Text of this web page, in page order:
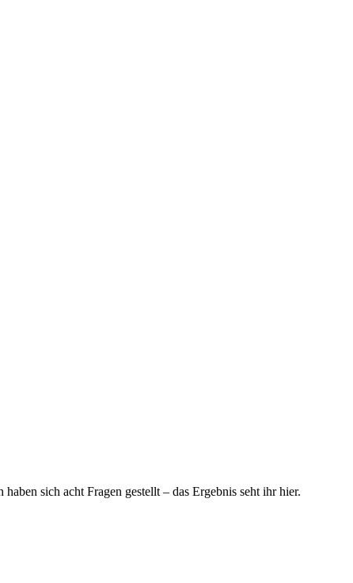
sich acht Fragen gestellt – das Ergebnis seht ihr hier.